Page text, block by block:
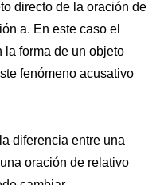
directo de la oración de
a. En este caso el
la forma de un objeto
fenómeno acusativo
diferencia entre una
oración de relativo